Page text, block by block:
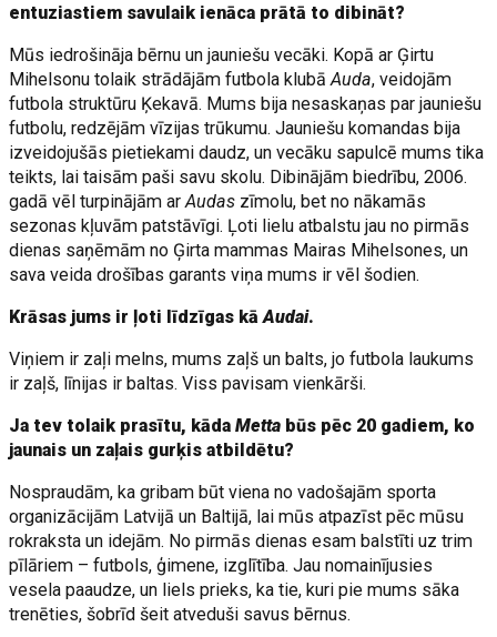
entuziastiem savulaik ienāca prātā to dibināt?
Mūs iedrošināja bērnu un jauniešu vecāki. Kopā ar Ģirtu
Mihelsonu tolaik strādājām futbola klubāAuda, veidojām
futbola struktūru Ķekavā. Mums bija nesaskaņas par jauniešu
futbolu, redzējām vīzijas trūkumu. Jauniešu komandas bija
izveidojušās pietiekami daudz, un vecāku sapulcē mums tika
teikts, lai taisām paši savu skolu. Dibinājām biedrību, 2006.
gadā vēl turpinājām arAudas zīmolu, bet no nākamās
sezonas kļuvām patstāvīgi. Ļoti lielu atbalstu jau no pirmās
dienas saņēmām no Ģirta mammas Mairas Mihelsones, un
sava veida drošības garants viņa mums ir vēl šodien.
Krāsas jums ir ļoti līdzīgas kāAudai.
Viņiem ir zaļi melns, mums zaļš un balts, jo futbola laukums
ir zaļš, līnijas ir baltas. Viss pavisam vienkārši.
Ja tev tolaik prasītu, kādaMetta būs pēc 20 gadiem, ko
jaunais un zaļais gurķis atbildētu?
Nospraudām, ka gribam būt viena no vadošajām sporta
organizācijām Latvijā un Baltijā, lai mūs atpazīst pēc mūsu
rokraksta un idejām. No pirmās dienas esam balstīti uz trim
pīlāriem – futbols, ģimene, izglītība. Jau nomainījusies
vesela paaudze, un liels prieks, ka tie, kuri pie mums sāka
trenēties, šobrīd šeit atveduši savus bērnus.